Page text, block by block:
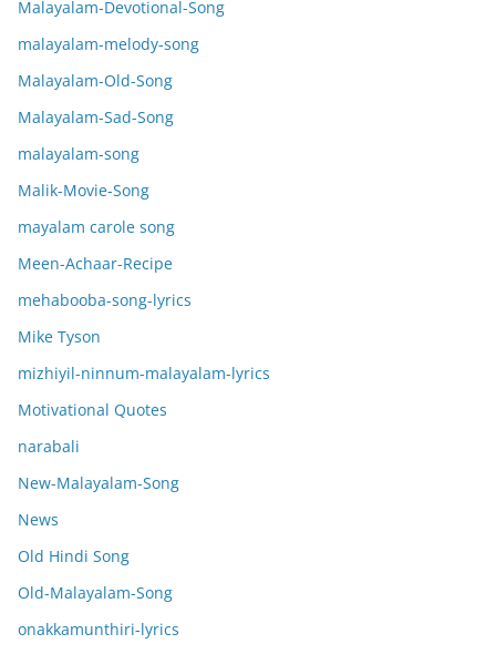
Malayalam-Devotional-Song
malayalam-melody-song
Malayalam-Old-Song
Malayalam-Sad-Song
malayalam-song
Malik-Movie-Song
mayalam carole song
Meen-Achaar-Recipe
mehabooba-song-lyrics
Mike Tyson
mizhiyil-ninnum-malayalam-lyrics
Motivational Quotes
narabali
New-Malayalam-Song
News
Old Hindi Song
Old-Malayalam-Song
onakkamunthiri-lyrics